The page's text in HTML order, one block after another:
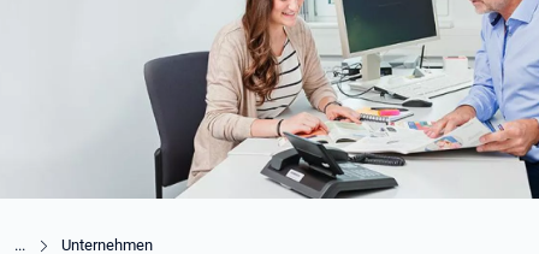
Unternehmen